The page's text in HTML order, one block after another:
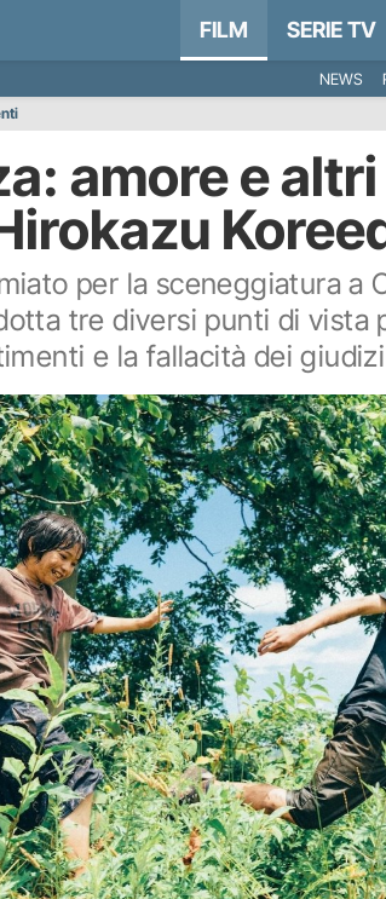
FILM SERIE TV
NEWS
amore e
per la sceneggiatura a
tre diversi punti di vista
e la fallacità dei